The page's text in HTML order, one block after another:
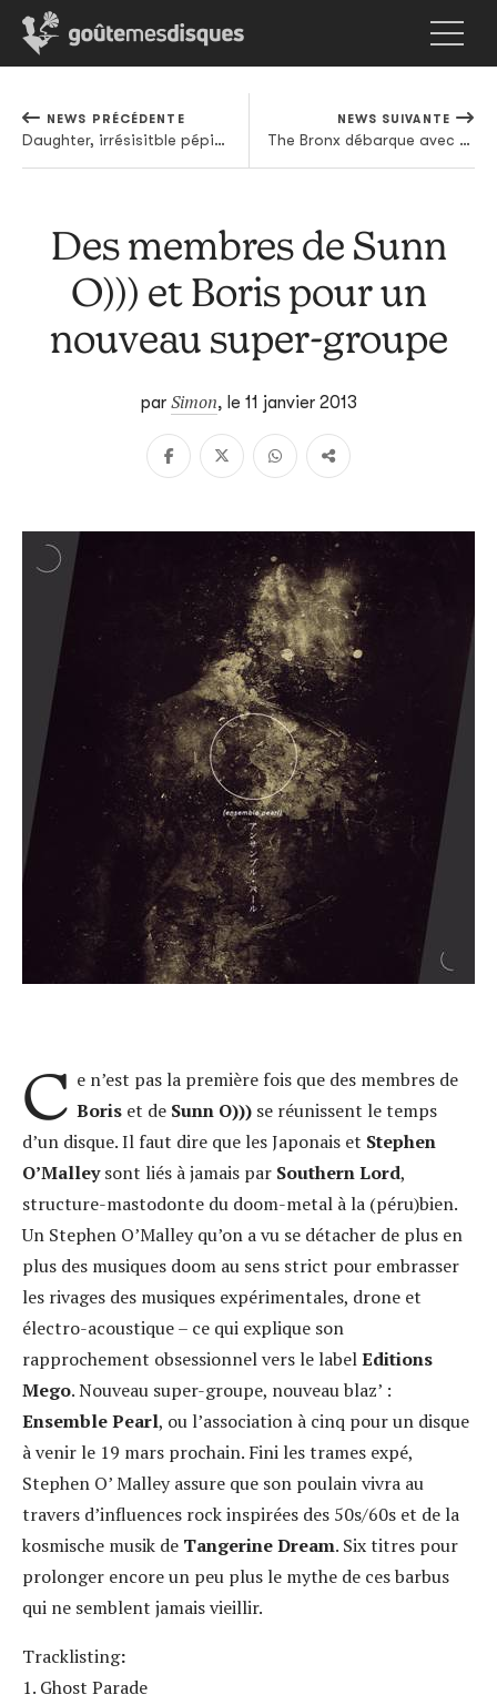
NEWS PRÉCÉDENTE
Daughter, irrésisitble pépite signée sur 4AD, annonce enfin son premier album
NEWS SUIVANTE
The Bronx débarque avec son quatrième album
Des membres de Sunn
O))) et Boris pour un
nouveau super-groupe
par Simon, le 11 janvier 2013
C e n’est pas la première fois que des membres de
Boriset de Sunn O)))se réunissent le temps
d’un disque. Il faut dire que les Japonais et Stephen
O’Malleysont liés à jamais par Southern Lord,
structure-mastodonte du doom-metal à la (péru)bien.
Un Stephen O’Malley qu’on a vu se détacher de plus en
plus des musiques doom au sens strict pour embrasser
les rivages des musiques expérimentales, drone et
électro-acoustique – ce qui explique son
rapprochement obsessionnel vers le labelEditions
Mego. Nouveau super-groupe, nouveau blaz’ :
Ensemble Pearl, ou l’association à cinq pour un disque
à venir le 19 mars prochain. Fini les trames expé,
Stephen O’ Malley assure que son poulain vivra au
travers d’influences rock inspirées des 50s/60s et de la
kosmische musik de Tangerine Dream. Six titres pour
prolonger encore un peu plus le mythe de ces barbus
qui ne semblent jamais vieillir.
Tracklisting:
1. Ghost Parade